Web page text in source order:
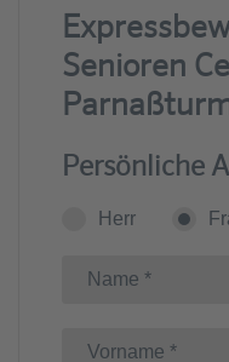
Senioren
Persönliche
Herr